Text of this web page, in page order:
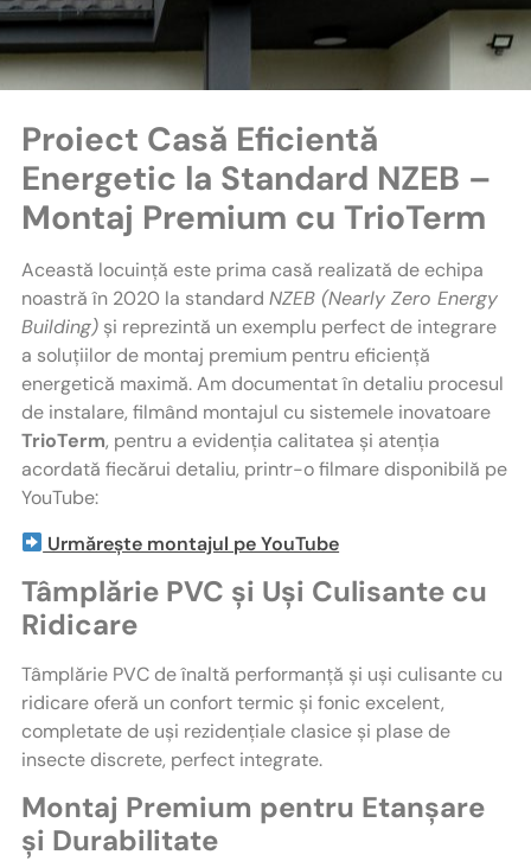
Proiect Casă Eficientă
Energetic la Standard NZEB –
Montaj Premium cu TrioTerm
Această locuință este prima casă realizată de echipa
noastră în 2020 la standard NZEB (Nearly Zero Energy
Building)și reprezintă un exemplu perfect de integrare
a soluțiilor de montaj premium pentru eficiență
energetică maximă. Am documentat în detaliu procesul
de instalare, filmând montajul cu sistemele inovatoare
TrioTerm, pentru a evidenția calitatea și atenția
acordată fiecărui detaliu, printr-o filmare disponibilă pe
YouTube:
Urmărește montajul pe YouTube
Tâmplărie PVC și Uși Culisante cu
Ridicare
Tâmplărie PVC de înaltă performanță și uși culisante cu
ridicare oferă un confort termic și fonic excelent,
completate de uși rezidențiale clasice și plase de
insecte discrete, perfect integrate.
Montaj Premium pentru Etanșare
și Durabilitate